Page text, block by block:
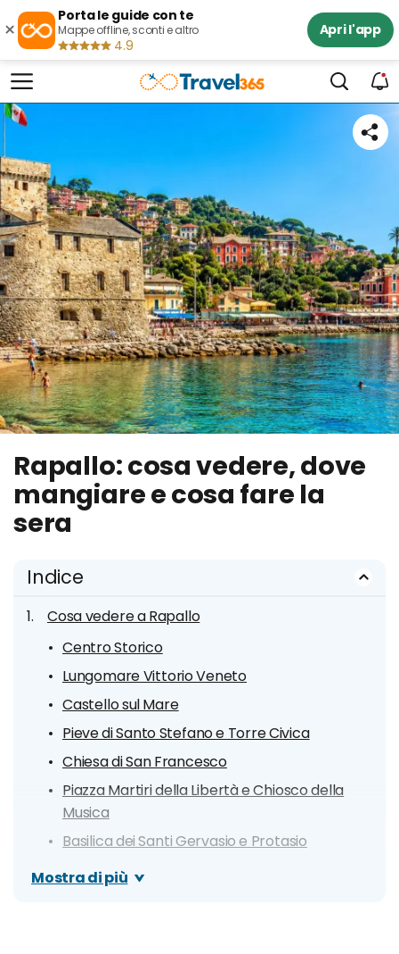
×
Porta le guide con te
Mappe offline, sconti e altro
4.9
Apri l'app
Rapallo: cosa vedere, dove
mangiare e cosa fare la
sera
Indice
Cosa vedere a Rapallo
Centro Storico
Lungomare Vittorio Veneto
Castello sul Mare
Pieve di Santo Stefano e Torre Civica
Chiesa di San Francesco
Piazza Martiri della Libertà e Chiosco della
Musica
Basilica dei Santi Gervasio e Protasio
Monastero delle Clarisse
Mostra di più